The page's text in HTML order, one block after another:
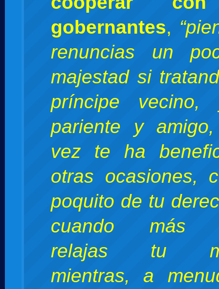
gobernantes,
renuncias un
majestad si
príncipe vecino,
pariente y
vez te ha
otras ocasiones,
poquito de tu
cuando más
relajas tu
mientras, a